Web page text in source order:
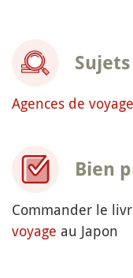
Agences de
Bien
Commander le
voyage au Japon